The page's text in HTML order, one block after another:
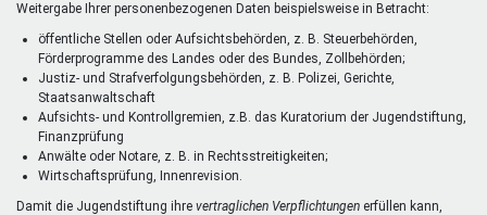
Weitergabe Ihrer personenbezogenen Daten beispielsweise in Betracht:
öffentliche Stellen oder Aufsichtsbehörden, z. B. Steuerbehörden,
Förderprogramme des Landes oder des Bundes, Zollbehörden;
Justiz- und Strafverfolgungsbehörden, z. B. Polizei, Gerichte,
Staatsanwaltschaft
Aufsichts- und Kontrollgremien, z.B. das Kuratorium der Jugendstiftung,
Finanzprüfung
Anwälte oder Notare, z. B. in Rechtsstreitigkeiten;
Wirtschaftsprüfung, Innenrevision.
Damit die Jugendstiftung ihre vertraglichen Verpflichtungen erfüllen kann,